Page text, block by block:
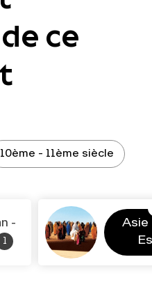
ce
10ème - 11ème siècle
-
Asie